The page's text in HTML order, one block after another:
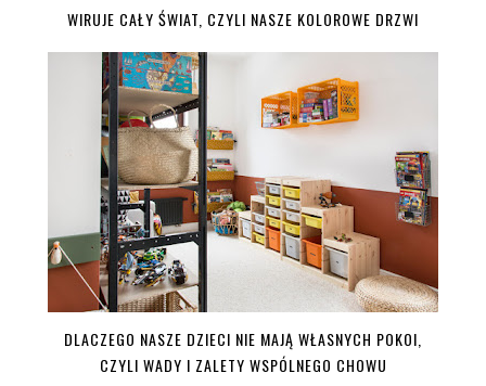
WIRUJE CAŁY ŚWIAT, CZYLI NASZE KOLOROWE DRZWI
DLACZEGO NASZE DZIECI NIE MAJĄ WŁASNYCH POKOI,
CZYLI WADY I ZALETY WSPÓLNEGO CHOWU